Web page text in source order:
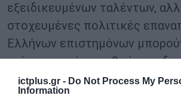
ictplus.gr - Do Not Process My
Information
εξειδικευμένων ταλέντων,
στοχευμένες πολιτικές
Ελλήνων επιστημόνων
κρίσιμα κενά σε ανθρώπινο
Παράλληλα, η καθιέρωση
βίζας για την προσέλκυση μη